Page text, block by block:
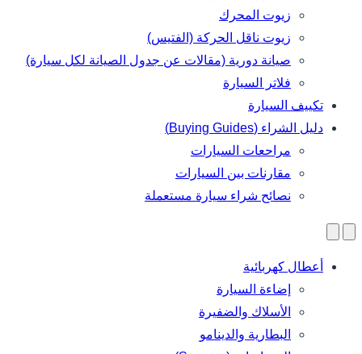
زيوت المحرك
زيوت ناقل الحركة (الفتيس)
صيانة دورية (مقالات عن جدول الصيانة لكل سيارة)
فلاتر السيارة
تكييف السيارة
دليل الشراء (Buying Guides)
مراحعات السيارات
مقارنات بين السيارات
نصائح شراء سيارة مستعملة
أعطال كهربائية
إضاءة السيارة
الأسلاك والضفيرة
البطارية والدينامو